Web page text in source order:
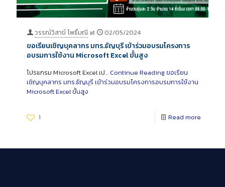
วรรณ์วิสาข์ โพธิ์มณี at 02/05/2024
ขอเรียนเชิญบุคลากร มทร.ธัญบุรี เข้าร่วมอบรมโครงการ
อบรมการใช้งาน Microsoft Excel ขั้นสูง
โปรแกรม Microsoft Excel เป… Continue Readingขอเรียน
เชิญบุคลากร มทร.ธัญบุรี เข้าร่วมอบรมโครงการอบรมการใช้งาน
Microsoft Excel ขั้นสูง
1 Read more